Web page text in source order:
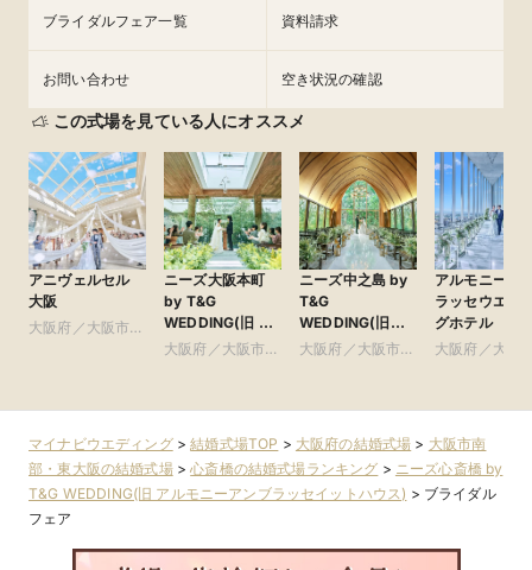
ブライダルフェア一覧 資料請求
お問い合わせ 空き状況の確認
この式場を見ている人にオススメ
アニヴェルセル
大阪
大阪府／大阪市南
ニーズ大阪本町
by T&G
WEDDING(旧 ア
クアガーデンテラ
大阪府／大阪市北
ニーズ中之島 by
T&G
WEDDING(旧
アーセンティア迎
大阪府／大阪市北
アルモニーア
ラッセウエデ
グホテル
大阪府／大阪
マイナビウエディング>結婚式場TOP > 大阪府の結婚式場 > 大阪市南
部・東大阪の結婚式場>心斎橋の結婚式場ランキング > ニーズ心斎橋 by
T&G WEDDING(旧 アルモニーアンブラッセイットハウス) > ブライダル
フェア